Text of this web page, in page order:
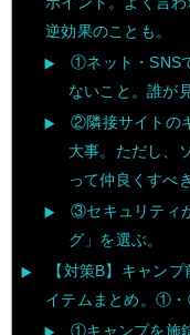
逆効果のことも。
①ネット・SNS
ないこと。誰が
②隣接サイトの
大事。ただし、
って仲良くすべき
③セキュリティ
グ」を選ぶ。
【対策B】キャン
イテムまとめ。①・
①キャンプを施